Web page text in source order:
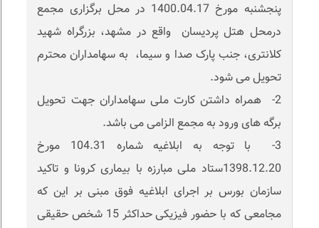
پنجشنبه مورخ 1400.04.17 در محل برگزاری مجمع
درمحل هتل پردیسان واقع در مشهد، بزرگراه شهید
کلانتری، جنب پارک صدا و سیما، به سهامداران محترم
تحویل می شود.
2- همراه داشتن کارت ملی سهامداران جهت تحویل
برگه های ورود به مجمع الزامی می باشد.
3- با توجه به ابلاغیه شماره 104.31 مورخ
1398.12.20ستاد ملی مبارزه با بیماری کرونا و تاکید
سازمان بورس بر اجرای ابلاغیه فوق مبنی بر این که
مجامعی که با حضور فیزیکی حداکثر 15 شخص حقیقی